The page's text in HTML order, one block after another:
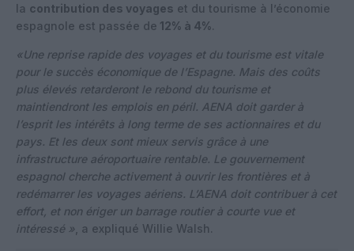
la contribution des voyages et du tourisme à l’économie
espagnole est passée de 12% à 4%.
«Une reprise rapide des voyages et du tourisme est vitale
pour le succès économique de l’Espagne. Mais des coûts
plus élevés retarderont le rebond du tourisme et
maintiendront les emplois en péril. AENA doit garder à
l’esprit les intérêts à long terme de ses actionnaires et du
pays. Et les deux sont mieux servis grâce à une
infrastructure aéroportuaire rentable. Le gouvernement
espagnol cherche activement à ouvrir les frontières et à
redémarrer les voyages aériens. L’AENA doit contribuer à cet
effort, et non ériger un barrage routier à courte vue et
intéressé » , a expliqué Willie Walsh.